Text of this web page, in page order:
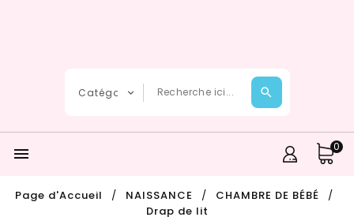
 0
Page d'Accueil NAISSANCE
CHAMBRE DE BÉBÉ
Drap de lit